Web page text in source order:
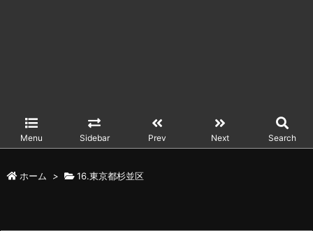
Menu Sidebar Prev Next Search
ホーム > 16.東京都杉並区